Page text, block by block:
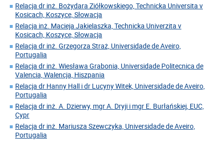
Relacja dr inż. Bożydara Ziółkowskiego, Technicka Universita v
Kosicach, Koszyce, Słowacja
Relacja inż. Macieja Jakielaszka, Technicka Univerzita v
Kosicach, Koszyce, Słowacja
Relacja dr inż. Grzegorza Straż, Universidade de Aveiro,
Portugalia
Relacja dr inż. Wiesława Grabonia, Universidade Politecnica de
Valencia, Walencja, Hiszpania
Relacja dr Hanny Hall i dr Lucyny Witek, Universidade de Aveiro,
Portugalia
Relacja dr inż. A. Dzierwy, mgr A. Dryji i mgr E. Burłańskiej, EUC,
Cypr
Relacja dr inż. Mariusza Szewczyka, Universidade de Aveiro,
Portugalia